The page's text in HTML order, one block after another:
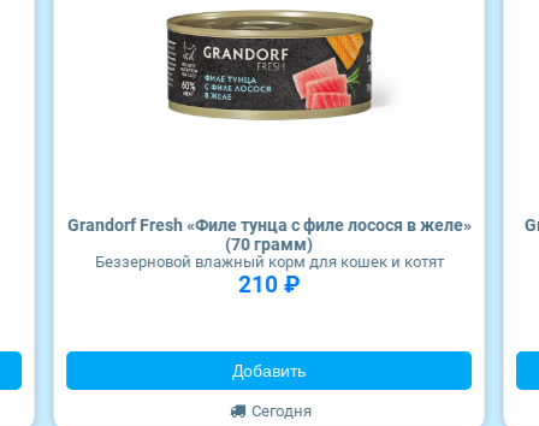
Grandorf Fresh «Филе тунца с филе лосося в желе»
(70 грамм)
Беззерновой влажный корм для кошек и котят
210 ₽
Добавить
Сегодня